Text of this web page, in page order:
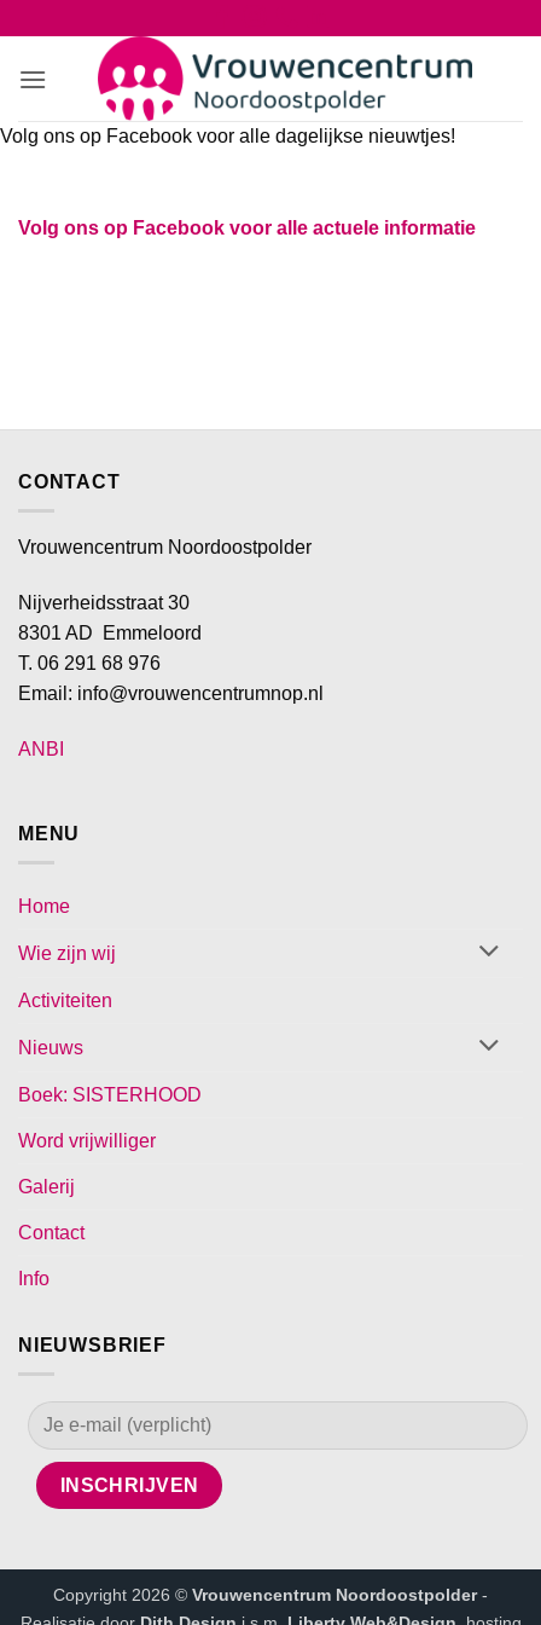
inhoud
Volg ons op Facebook voor alle dagelijkse nieuwtjes!
Volg ons op Facebook voor alle actuele informatie
CONTACT
Vrouwencentrum Noordoostpolder
Nijverheidsstraat 30
8301 AD Emmeloord
T. 06 291 68 976
Email: info@vrouwencentrumnop.nl
ANBI
MENU
Home
Wie zijn wij
Activiteiten
Nieuws
Boek: SISTERHOOD
Word vrijwilliger
Galerij
Contact
Info
NIEUWSBRIEF
Copyright 2026 © Vrouwencentrum Noordoostpolder-